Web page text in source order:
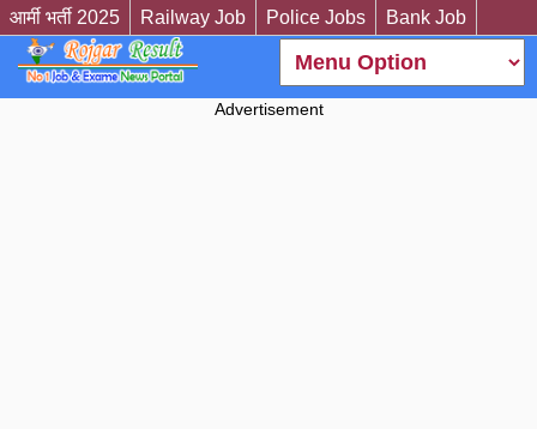
आर्मी भर्ती 2025 Railway Job Police Jobs Bank Job
Advertisement